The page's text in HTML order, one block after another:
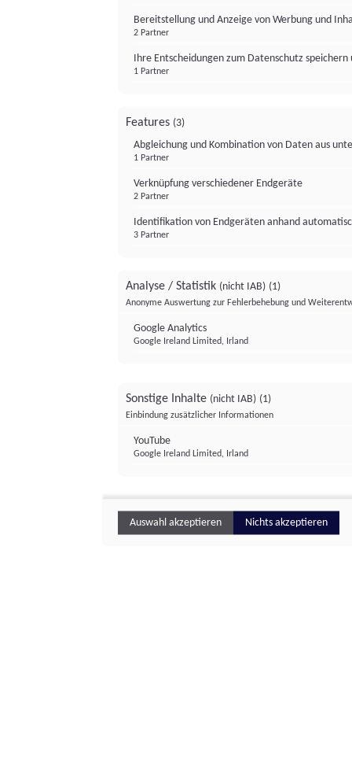
Bereitstellung und Anzeige von Werbung und
2 Partner
Ihre Entscheidungen zum Datenschutz
1 Partner
Features (3)
Abgleichung und Kombination von Daten aus
1 Partner
Verknüpfung verschiedener Endgeräte
2 Partner
Identifikation von Endgeräten anhand
3 Partner
Analyse / Statistik (nicht IAB) (1)
Anonyme Auswertung zur Fehlerbehebung und
Google Analytics
Google Ireland Limited, Irland
Sonstige Inhalte (nicht IAB) (1)
Einbindung zusätzlicher Informationen
YouTube
Google Ireland Limited, Irland
Auswahl akzeptieren Nichts akzeptieren